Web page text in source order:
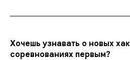
Хочешь узнавать о новых
соревнованиях первым?